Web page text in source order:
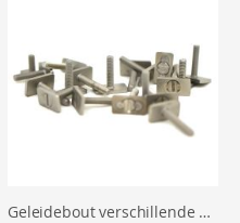
Geleidebout verschillende maten